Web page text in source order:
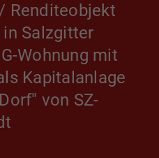
Renditeobjekt
Salzgitter
Wohnung mit
Kapitalanlage
von SZ-